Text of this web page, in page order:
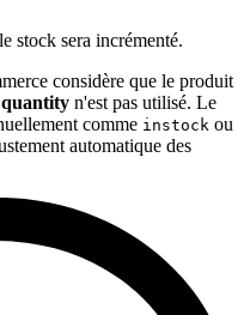
stock sera incrémenté.
considère que le produit
n'est pas utilisé. Le
comme instock ou
automatique des